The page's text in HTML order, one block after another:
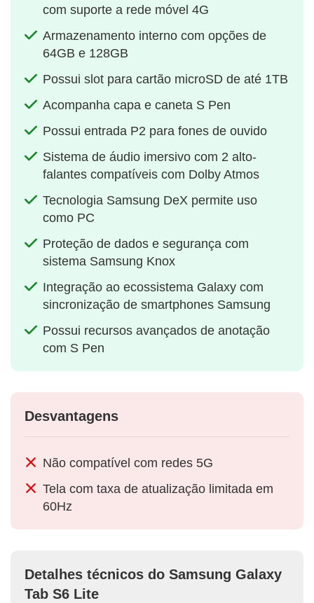
com suporte a rede móvel 4G
Armazenamento interno com opções de
64GB e 128GB
Possui slot para cartão microSD de até 1TB
Acompanha capa e caneta S Pen
Possui entrada P2 para fones de ouvido
Sistema de áudio imersivo com 2 alto-
falantes compatíveis com Dolby Atmos
Tecnologia Samsung DeX permite uso
como PC
Proteção de dados e segurança com
sistema Samsung Knox
Integração ao ecossistema Galaxy com
sincronização de smartphones Samsung
Possui recursos avançados de anotação
com S Pen
Desvantagens
Não compatível com redes 5G
Tela com taxa de atualização limitada em
60Hz
Detalhes técnicos do Samsung Galaxy
Tab S6 Lite